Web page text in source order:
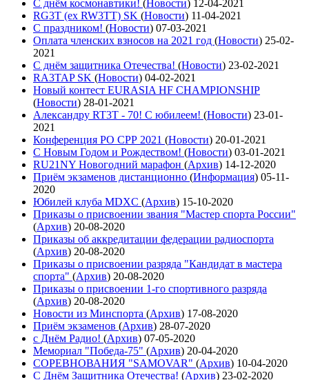
С днём космонавтики! (Новости) 12-04-2021
RG3T (ex RW3TT) SK (Новости) 11-04-2021
С праздником! (Новости) 07-03-2021
Оплата членских взносов на 2021 год (Новости) 25-02-
2021
С днём защитника Отечества! (Новости) 23-02-2021
RA3TAP SK (Новости) 04-02-2021
Новый контест EURASIA HF CHAMPIONSHIP
(Новости) 28-01-2021
Александру RT3T - 70! С юбилеем! (Новости) 23-01-
2021
Конференция РО СРР 2021 (Новости) 20-01-2021
С Новым Годом и Рождеством! (Новости) 03-01-2021
RU21NY Новогодний марафон (Архив) 14-12-2020
Приём экзаменов дистанционно (Информация) 05-11-
2020
Юбилей клуба MDXC (Архив) 15-10-2020
Приказы о присвоении звания "Мастер спорта России"
(Архив) 20-08-2020
Приказы об аккредитации федерации радиоспорта
(Архив) 20-08-2020
Приказы о присвоении разряда "Кандидат в мастера
спорта" (Архив) 20-08-2020
Приказы о присвоении 1-го спортивного разряда
(Архив) 20-08-2020
Новости из Минспорта (Архив) 17-08-2020
Приём экзаменов (Архив) 28-07-2020
с Днём Радио! (Архив) 07-05-2020
Мемориал "Победа-75" (Архив) 20-04-2020
СОРЕВНОВАНИЯ "SAMOVAR" (Архив) 10-04-2020
С Днём Защитника Отечества! (Архив) 23-02-2020